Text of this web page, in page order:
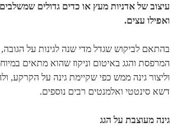
עיצוב של אדניות מעץ או כדים גדולים שמשלבים
ואפילו עצים.
בהתאם לביקוש שגדל מדי שנה לגינות על הגובה,
המרפסת והגג באיטום וניקוז שהוא מתאים
וליצור גינה ממש כפי שקיימת גינה על הקרקע,
דשא סינטטי ואלמנטים רבים נוספים.
גינה מעוצבת על הגג